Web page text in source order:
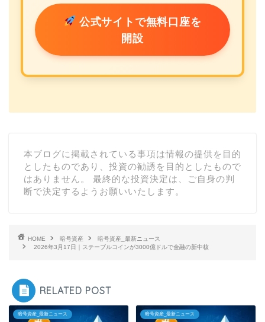
公式サイトで無料口座を
開設
本ブログに掲載されている事項は情報の提供を目的
としたものであり、投資の勧誘を目的としたもので
はありません。 最終的な投資決定は、ご自身の判
断で決定するようお願いいたします。
HOME 暗号資産
暗号資産_最新ニュース
2026年3月17日｜ステーブルコインが3000億ドルで金融の新中核
RELATED POST
暗号資産_最新ニュース 暗号資産_最新ニュース